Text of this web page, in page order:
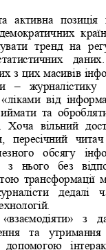
активна  позиція
тренд  на
даних.
з цих масивів
–
журналістику
від
та
Хоча  вільний
пересічний  читач
обсягу
нього  без
трансформації
дедалі
з
та  утримання
допомогою